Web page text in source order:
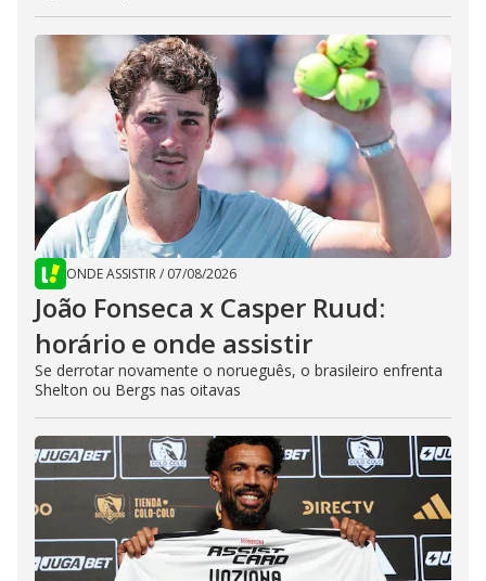
ONDE ASSISTIR/ 07/08/2026
João Fonseca x Casper Ruud:
horário e onde assistir
Se derrotar novamente o norueguês, o brasileiro enfrenta
Shelton ou Bergs nas oitavas